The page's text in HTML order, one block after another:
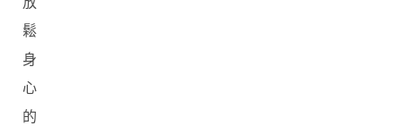
鬆
身
心
的